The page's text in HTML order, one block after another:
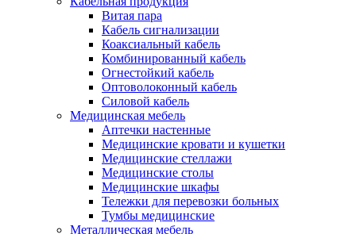
Витая пара
Кабель сигнализации
Коаксиальный кабель
Комбинированный кабель
Огнестойкий кабель
Оптоволоконный кабель
Силовой кабель
Медицинская мебель
Аптечки настенные
Медицинские кровати и кушетки
Медицинские стеллажи
Медицинские столы
Медицинские шкафы
Тележки для перевозки больных
Тумбы медицинские
Металлическая мебель